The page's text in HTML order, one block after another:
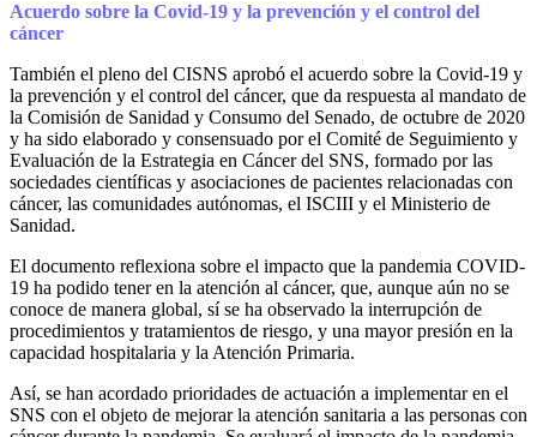
Acuerdo sobre la Covid-19 y la prevención y el control del
cáncer
También el pleno del CISNS aprobó el acuerdo sobre la Covid-19 y
la prevención y el control del cáncer, que da respuesta al mandato de
la Comisión de Sanidad y Consumo del Senado, de octubre de 2020
y ha sido elaborado y consensuado por el Comité de Seguimiento y
Evaluación de la Estrategia en Cáncer del SNS, formado por las
sociedades científicas y asociaciones de pacientes relacionadas con
cáncer, las comunidades autónomas, el ISCIII y el Ministerio de
Sanidad.
El documento reflexiona sobre el impacto que la pandemia COVID-
19 ha podido tener en la atención al cáncer, que, aunque aún no se
conoce de manera global, sí se ha observado la interrupción de
procedimientos y tratamientos de riesgo, y una mayor presión en la
capacidad hospitalaria y la Atención Primaria.
Así, se han acordado prioridades de actuación a implementar en el
SNS con el objeto de mejorar la atención sanitaria a las personas con